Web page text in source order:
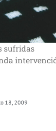
sufridas
18, 2009